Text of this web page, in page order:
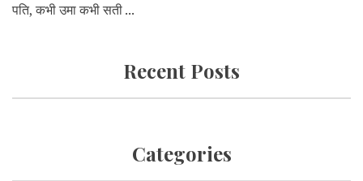
पति, कभी उमा कभी सती ...
Recent Posts
Categories